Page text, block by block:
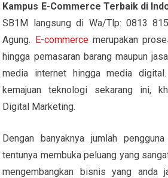
Kampus E-Commerce Terbaik di
SB1M langsung di Wa/Tlp: 0813
Agung. E-commercemerupakan
hingga pemasaran barang maupun
media internet hingga media
kemajuan teknologi sekarang ini,
Digital Marketing.
Dengan banyaknya jumlah
tentunya membuka peluang yang
mengembangkan bisnis yang anda